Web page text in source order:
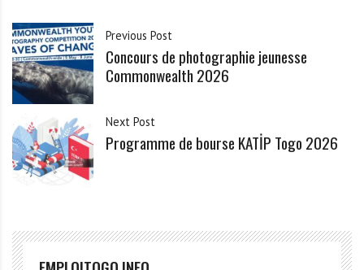
Previous Post
Concours de photographie jeunesse
Commonwealth 2026
Next Post
Programme de bourse KATİP Togo 2026